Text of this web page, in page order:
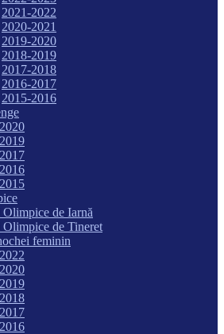
2021-2022
2020-2021
2019-2020
2018-2019
2017-2018
2016-2017
2015-2016
Olimpice de Iarnă
Olimpice de Tineret
feminin